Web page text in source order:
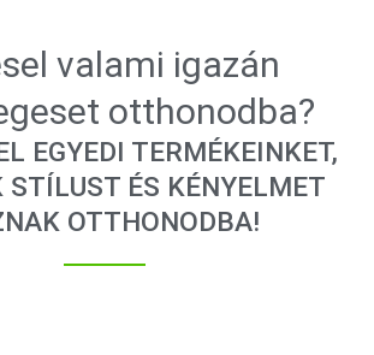
valami igazán
otthonodba?
EGYEDI TERMÉKEINKET,
STÍLUST ÉS KÉNYELMET
OTTHONODBA!